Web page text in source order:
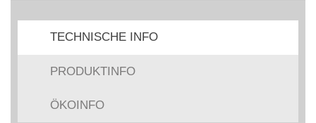
TECHNISCHE INFO
PRODUKTINFO
ÖKOINFO